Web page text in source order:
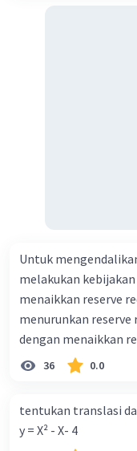
harus dibayar oleh Bu
Untuk
melakukan
menaikkan reserve
menurunkan
dengan menaikkan
dengan
Ekspansif dengan
ceteris paribus maka
bentuk kurva jumlah
36 0.0
tentukan translasi
y = X² - X- 4